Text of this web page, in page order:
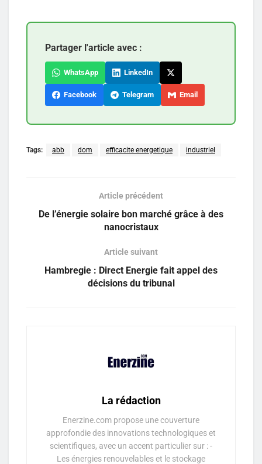
Partager l'article avec :
WhatsApp LinkedIn
Facebook Telegram Email
Tags: abb dom efficacite energetique industriel
Article précédent
De l’énergie solaire bon marché grâce à des
nanocristaux
Article suivant
Hambregie : Direct Energie fait appel des
décisions du tribunal
La rédaction
Enerzine.com propose une couverture
approfondie des innovations technologiques et
scientifiques, avec un accent particulier sur : -
Les énergies renouvelables et le stockage